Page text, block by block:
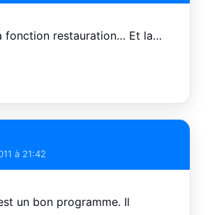
fonction restauration… Et la…
à 21:42
un bon programme. Il